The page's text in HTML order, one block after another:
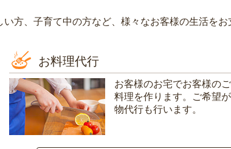
方、子育て中の方など、様々なお客様の生活をお
お料理代行
お客様のお宅でお客様の
料理を作ります。ご希望
物代行も行います。